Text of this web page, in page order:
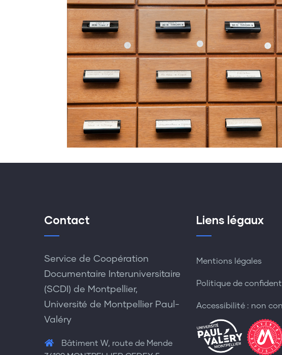
Contact
Service de Coopération
Documentaire Interuniversitaire
(SCDI) de Montpellier,
Université de Montpellier Paul-
Valéry
Bâtiment W, route de Mende
Liens légaux
Mentions légales
Politique de
Accessibilité : non